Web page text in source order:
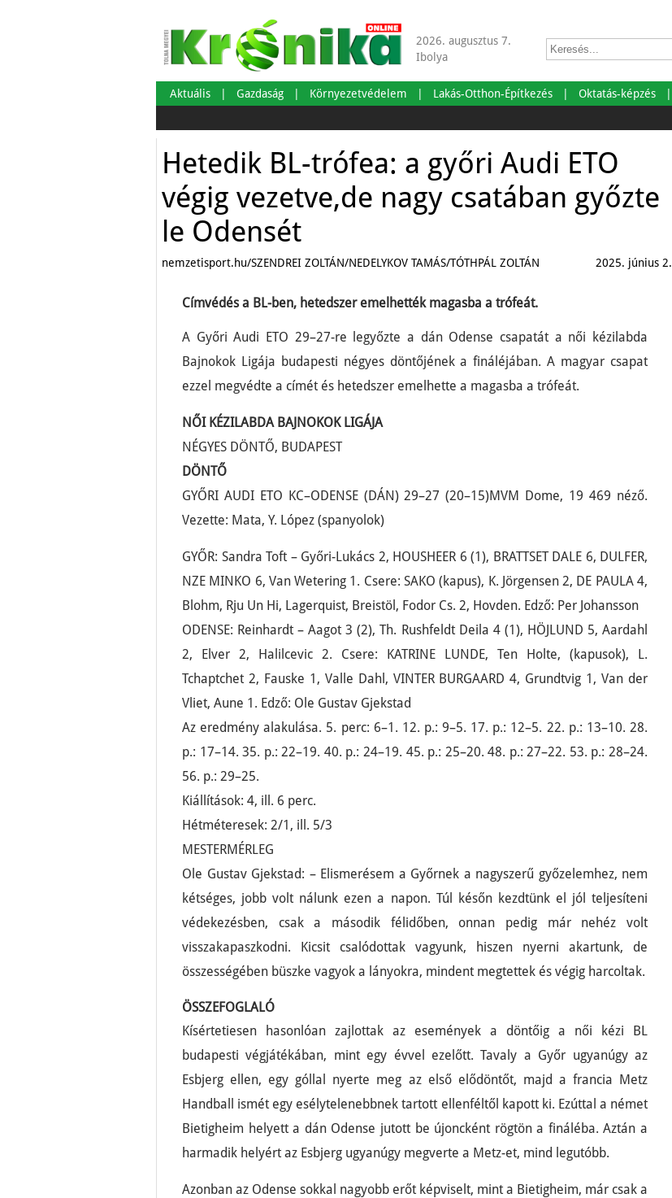
2026. augusztus 7.
Ibolya
Aktuális Gazdaság Környezetvédelem Lakás-Otthon-Építkezés Oktatás-képzés
Hetedik BL-trófea: a győri Audi ETO
végig vezetve,de nagy csatában győzte
le Odensét
nemzetisport.hu/SZENDREI ZOLTÁN/NEDELYKOV TAMÁS/TÓTHPÁL ZOLTÁN 2025. június 2.
Címvédés a BL-ben, hetedszer emelhették magasba a trófeát.
A Győri Audi ETO 29–27-re legyőzte a dán Odense csapatát a női kézilabda
Bajnokok Ligája budapesti négyes döntőjének a fináléjában. A magyar csapat
ezzel megvédte a címét és hetedszer emelhette a magasba a trófeát.
NŐI KÉZILABDA BAJNOKOK LIGÁJA
NÉGYES DÖNTŐ, BUDAPEST
DÖNTŐ
GYŐRI AUDI ETO KC–ODENSE (DÁN) 29–27 (20–15)MVM Dome, 19 469 néző.
Vezette: Mata, Y. López (spanyolok)
GYŐR: Sandra Toft – Győri-Lukács 2, HOUSHEER 6 (1), BRATTSET DALE 6, DULFER,
NZE MINKO 6, Van Wetering 1. Csere: SAKO (kapus), K. Jörgensen 2, DE PAULA 4,
Blohm, Rju Un Hi, Lagerquist, Breistöl, Fodor Cs. 2, Hovden. Edző: Per Johansson
ODENSE: Reinhardt – Aagot 3 (2), Th. Rushfeldt Deila 4 (1), HÖJLUND 5, Aardahl
2, Elver 2, Halilcevic 2. Csere: KATRINE LUNDE, Ten Holte, (kapusok), L.
Tchaptchet 2, Fauske 1, Valle Dahl, VINTER BURGAARD 4, Grundtvig 1, Van der
Vliet, Aune 1. Edző: Ole Gustav Gjekstad
Az eredmény alakulása. 5. perc: 6–1. 12. p.: 9–5. 17. p.: 12–5. 22. p.: 13–10. 28.
p.: 17–14. 35. p.: 22–19. 40. p.: 24–19. 45. p.: 25–20. 48. p.: 27–22. 53. p.: 28–24.
56. p.: 29–25.
Kiállítások: 4, ill. 6 perc.
Hétméteresek: 2/1, ill. 5/3
MESTERMÉRLEG
Ole Gustav Gjekstad: – Elismerésem a Győrnek a nagyszerű győzelemhez, nem
kétséges, jobb volt nálunk ezen a napon. Túl későn kezdtünk el jól teljesíteni
védekezésben, csak a második félidőben, onnan pedig már nehéz volt
visszakapaszkodni. Kicsit csalódottak vagyunk, hiszen nyerni akartunk, de
összességében büszke vagyok a lányokra, mindent megtettek és végig harcoltak.
ÖSSZEFOGLALÓ
Kísértetiesen hasonlóan zajlottak az események a döntőig a női kézi BL
budapesti végjátékában, mint egy évvel ezelőtt. Tavaly a Győr ugyanúgy az
Esbjerg ellen, egy góllal nyerte meg az első elődöntőt, majd a francia Metz
Handball ismét egy esélytelenebbnek tartott ellenféltől kapott ki. Ezúttal a német
Bietigheim helyett a dán Odense jutott be újoncként rögtön a fináléba. Aztán a
harmadik helyért az Esbjerg ugyanúgy megverte a Metz-et, mind legutóbb.
Azonban az Odense sokkal nagyobb erőt képviselt, mint a Bietigheim, már csak a